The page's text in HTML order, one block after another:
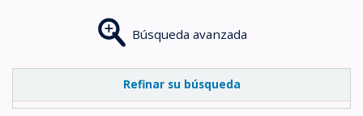
Búsqueda avanzada
Refinar su búsqueda